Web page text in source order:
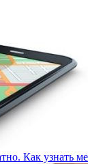
Как узнать